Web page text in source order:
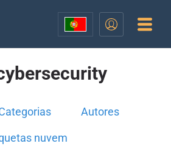
Autores
nuvem